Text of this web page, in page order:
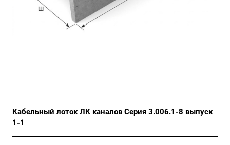
Кабельный лоток ЛК каналов Серия 3.006.1-8 выпуск
1-1